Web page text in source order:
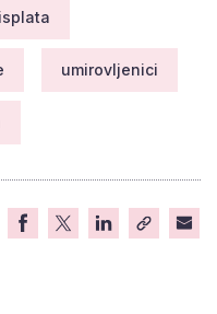
isplata
umirovljenici